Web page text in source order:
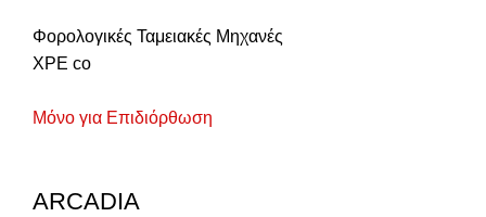
Φορολογικές Ταμειακές Μηχανές
XPE co
Μόνο για Επιδιόρθωση
ARCADIA